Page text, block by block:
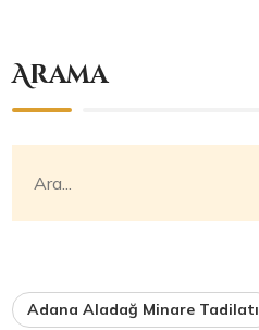
Arama
Adana Aladağ Minare Tadilatı